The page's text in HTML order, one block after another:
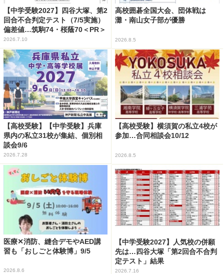
【中学受験2027】四谷大塚、第2
回合不合判定テスト（7/5実施）
偏差値…筑駒74・桜蔭70＜PR＞
2026.7.10
高校囲碁全国大会、団体戦は
灘・南山女子部が優勝
2026.8.5
【高校受験】【中学受験】兵庫
県内の私立31校が集結、個別相
談会9/6
2026.7.28
【高校受験】横須賀の私立4校が
参加…合同相談会10/12
2026.8.5
医療✕消防、縫合デモやAED講
習も「おしごと体験博」9/5
2026.8.6
【中学受験2027】人気校の併願
先は…四谷大塚「第2回合不合判
定テスト」結果
2026.7.16